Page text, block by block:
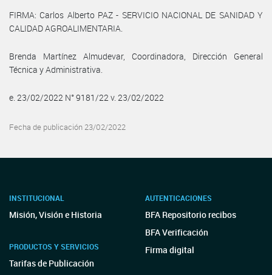
FIRMA: Carlos Alberto PAZ - SERVICIO NACIONAL DE SANIDAD Y
CALIDAD AGROALIMENTARIA.
Brenda Martínez Almudevar, Coordinadora, Dirección General
Técnica y Administrativa.
e. 23/02/2022 N° 9181/22 v. 23/02/2022
Fecha de publicación 23/02/2022
INSTITUCIONAL
Misión, Visión e Historia
PRODUCTOS Y SERVICIOS
Tarifas de Publicación
AUTENTICACIONES
BFA Repositorio recibos
BFA Verificación
Firma digital